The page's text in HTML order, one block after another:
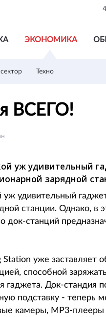
ЭКОНОМИКА
Техно
ВСЕГО!
уж удивительный
зарядной
уж удивительный
станции. Однако,
станций
уже заставляет
способной
гаджета. Док-стандия
подставку - теперь
камеры, MP3-плееры